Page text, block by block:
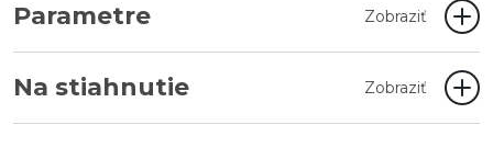
Parametre Zobraziť
Na stiahnutie Zobraziť